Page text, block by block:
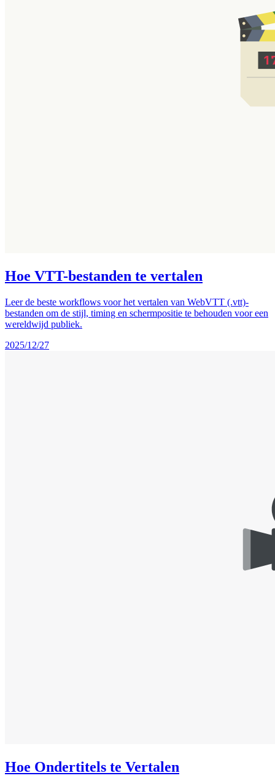
Hoe VTT-bestanden te vertalen
Leer de beste workflows voor het vertalen van WebVTT (.vtt)-
bestanden om de stijl, timing en schermpositie te behouden voor een
wereldwijd publiek.
2025/12/27
Hoe Ondertitels te Vertalen